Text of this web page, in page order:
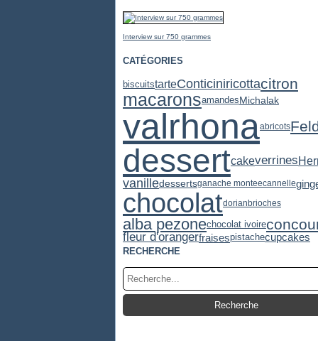
Interview sur 750 grammes
CATÉGORIES
biscuitstarteConticiniricottacitron
macaronsamandesMichalak
valrhonaabricots
dessertcakeverrines
vanilledessertsganache monteecannelle
chocolatdorianbrioches
alba pezonechocolat ivoire
fleur d'orangerfraisespistachecupcakes
RECHERCHE